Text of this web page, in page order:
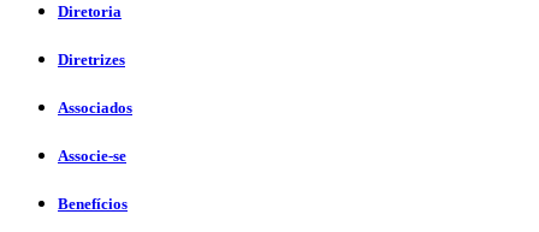
Diretoria
Diretrizes
Associados
Associe-se
Benefícios